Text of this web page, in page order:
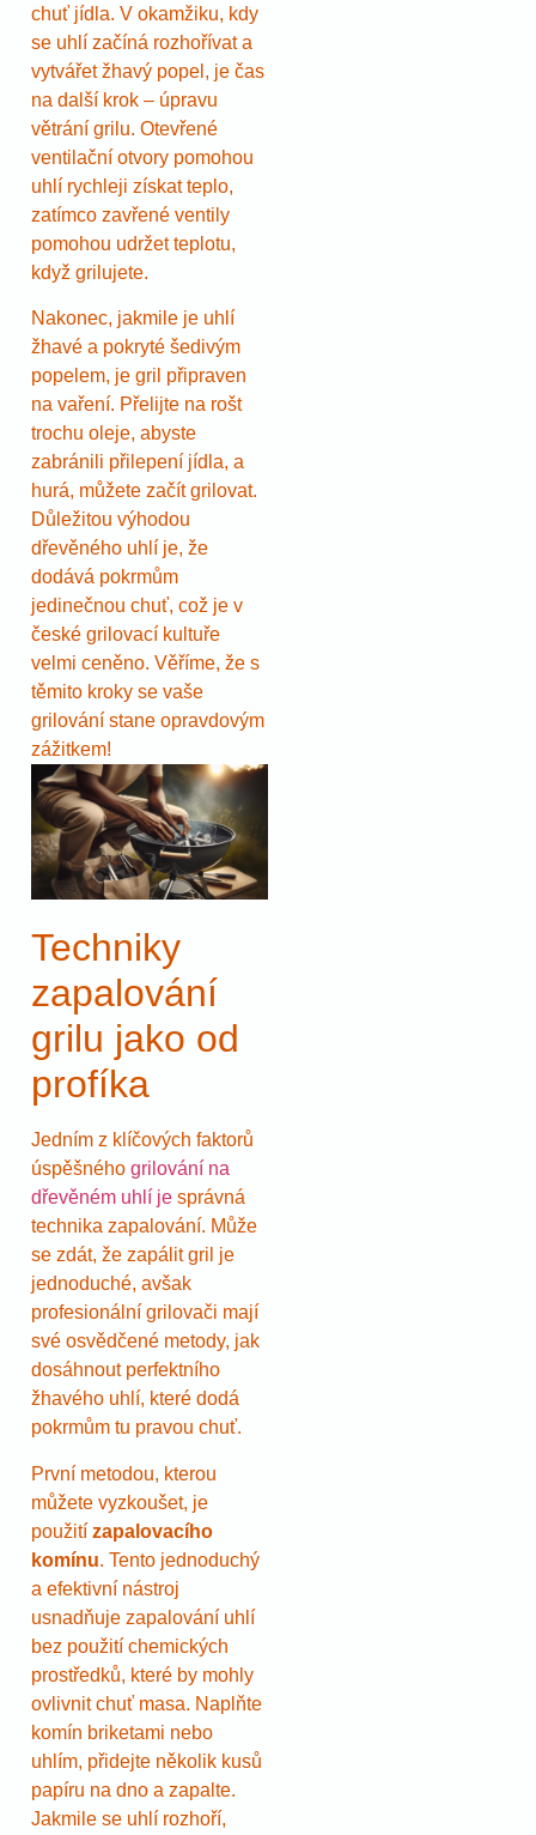
chuť jídla. V okamžiku, kdy
se uhlí začíná rozhořívat a
vytvářet žhavý popel, je čas
na další krok – úpravu
větrání grilu. Otevřené
ventilační otvory pomohou
uhlí rychleji získat teplo,
zatímco zavřené ventily
pomohou udržet teplotu,
když grilujete.
Nakonec, jakmile je uhlí
žhavé a pokryté šedivým
popelem, je gril připraven
na vaření. Přelijte na rošt
trochu oleje, abyste
zabránili přilepení jídla, a
hurá, můžete začít grilovat.
Důležitou výhodou
dřevěného uhlí je, že
dodává pokrmům
jedinečnou chuť, což je v
české grilovací kultuře
velmi ceněno. Věříme, že s
těmito kroky se vaše
grilování stane opravdovým
zážitkem!
Techniky
zapalování
grilu jako od
profíka
Jedním z klíčových faktorů
úspěšného grilování na
dřevěném uhlí je správná
technika zapalování. Může
se zdát, že zapálit gril je
jednoduché, avšak
profesionální grilovači mají
své osvědčené metody, jak
dosáhnout perfektního
žhavého uhlí, které dodá
pokrmům tu pravou chuť.
První metodou, kterou
můžete vyzkoušet, je
použití zapalovacího
komínu. Tento jednoduchý
a efektivní nástroj
usnadňuje zapalování uhlí
bez použití chemických
prostředků, které by mohly
ovlivnit chuť masa. Naplňte
komín briketami nebo
uhlím, přidejte několik kusů
papíru na dno a zapalte.
Jakmile se uhlí rozhoří,